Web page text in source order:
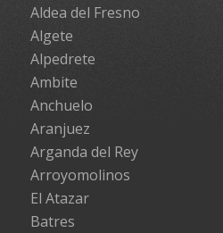
Aldea del Fresno
Algete
Alpedrete
Ambite
Anchuelo
Aranjuez
Arganda del Rey
Arroyomolinos
El Atazar
Batres